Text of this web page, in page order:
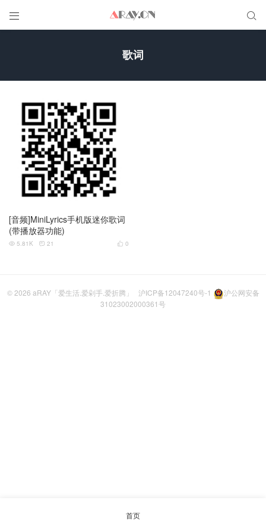
 
歌词
[音频]MiniLyrics手机版迷你歌词
(带播放器功能)
 0
 5.81K  21
© 2026 aRAY「爱生活.爱剁手.爱折腾」 沪ICP备12047240号-1
沪公网安备
31023002000361号
首页